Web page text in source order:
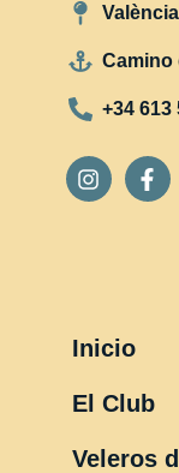
Camino
+34 613
Inicio
El Club
Veleros